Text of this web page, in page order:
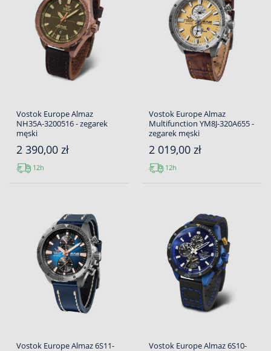
Vostok Europe Almaz
NH35A-3200516 - zegarek
męski
2 390,00 zł
12h
Vostok Europe Almaz
Multifunction YM8J-320A655 -
zegarek męski
2 019,00 zł
12h
Vostok Europe Almaz 6S11-
Vostok Europe Almaz 6S10-